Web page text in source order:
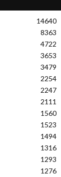
14640
8363
4722
3653
3479
2254
2247
2111
1560
1523
1494
1316
1293
1276